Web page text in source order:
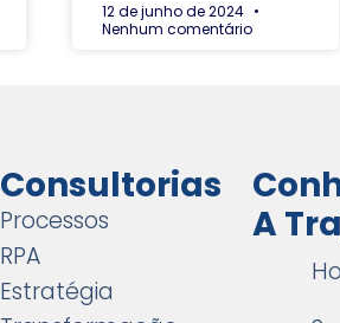
12 de junho de 2024
Nenhum comentário
Consultorias
Processos
RPA
Estratégia
A